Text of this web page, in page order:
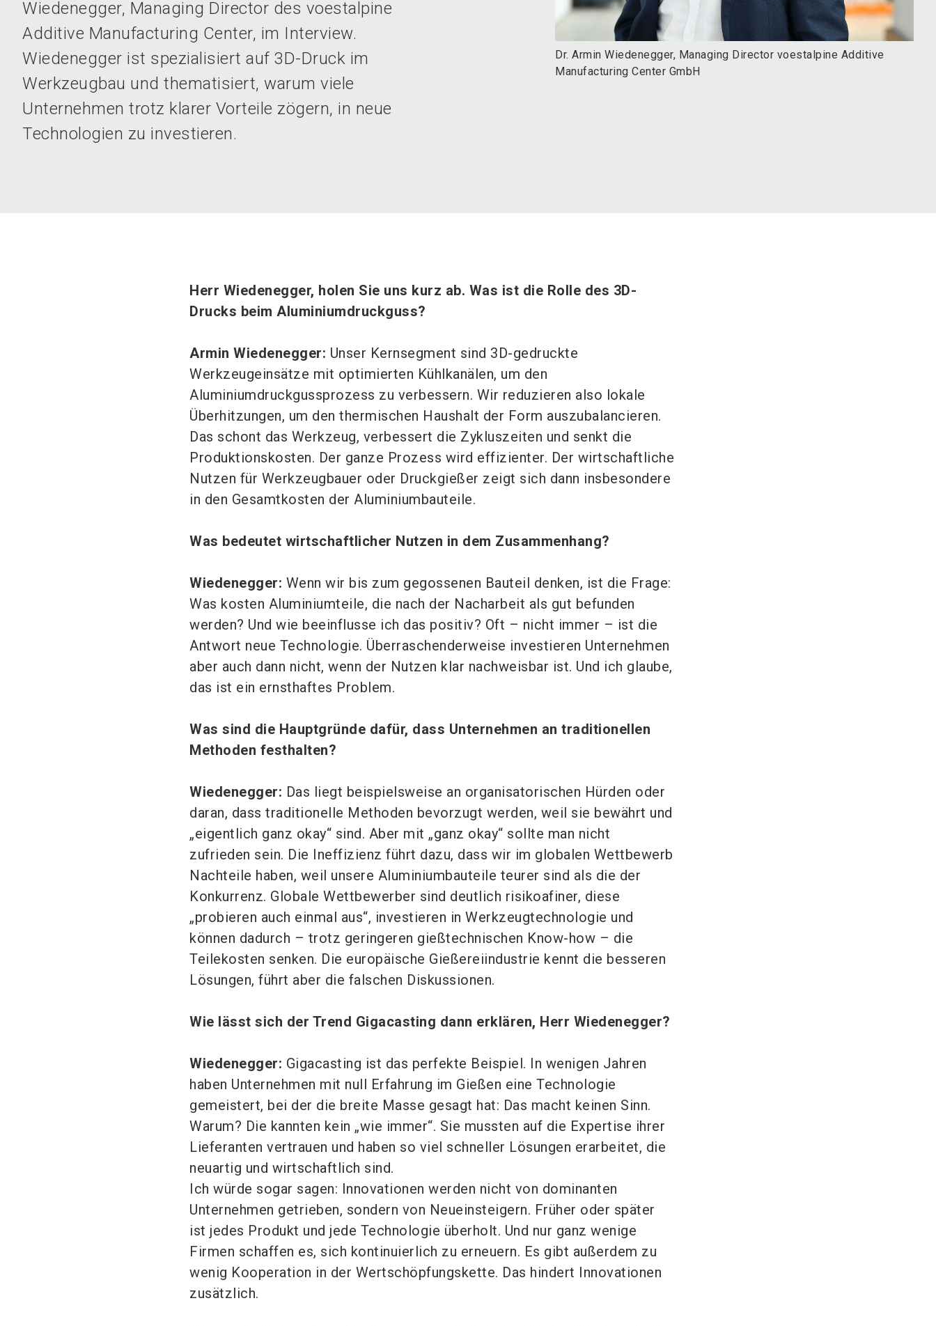
Wiedenegger, Managing Director des voestalpine
Additive Manufacturing Center, im Interview.
Wiedenegger ist spezialisiert auf 3D-Druck im
Werkzeugbau und thematisiert, warum viele
Unternehmen trotz klarer Vorteile zögern, in neue
Technologien zu investieren.
Dr. Armin Wiedenegger, Managing Director voestalpine Additive
Manufacturing Center GmbH
Herr Wiedenegger, holen Sie uns kurz ab. Was ist die Rolle des 3D-
Drucks beim Aluminiumdruckguss?
Armin Wiedenegger: Unser Kernsegment sind 3D-gedruckte
Werkzeugeinsätze mit optimierten Kühlkanälen, um den
Aluminiumdruckgussprozess zu verbessern. Wir reduzieren also lokale
Überhitzungen, um den thermischen Haushalt der Form auszubalancieren.
Das schont das Werkzeug, verbessert die Zykluszeiten und senkt die
Produktionskosten. Der ganze Prozess wird effizienter. Der wirtschaftliche
Nutzen für Werkzeugbauer oder Druckgießer zeigt sich dann insbesondere
in den Gesamtkosten der Aluminiumbauteile.
Was bedeutet wirtschaftlicher Nutzen in dem Zusammenhang?
Wiedenegger: Wenn wir bis zum gegossenen Bauteil denken, ist die Frage:
Was kosten Aluminiumteile, die nach der Nacharbeit als gut befunden
werden? Und wie beeinflusse ich das positiv? Oft – nicht immer – ist die
Antwort neue Technologie. Überraschenderweise investieren Unternehmen
aber auch dann nicht, wenn der Nutzen klar nachweisbar ist. Und ich glaube,
das ist ein ernsthaftes Problem.
Was sind die Hauptgründe dafür, dass Unternehmen an traditionellen
Methoden festhalten?
Wiedenegger: Das liegt beispielsweise an organisatorischen Hürden oder
daran, dass traditionelle Methoden bevorzugt werden, weil sie bewährt und
„eigentlich ganz okay“ sind. Aber mit „ganz okay“ sollte man nicht
zufrieden sein. Die Ineffizienz führt dazu, dass wir im globalen Wettbewerb
Nachteile haben, weil unsere Aluminiumbauteile teurer sind als die der
Konkurrenz. Globale Wettbewerber sind deutlich risikoafiner, diese
„probieren auch einmal aus“, investieren in Werkzeugtechnologie und
können dadurch – trotz geringeren gießtechnischen Know-how – die
Teilekosten senken. Die europäische Gießereiindustrie kennt die besseren
Lösungen, führt aber die falschen Diskussionen.
Wie lässt sich der Trend Gigacasting dann erklären, Herr Wiedenegger?
Wiedenegger: Gigacasting ist das perfekte Beispiel. In wenigen Jahren
haben Unternehmen mit null Erfahrung im Gießen eine Technologie
gemeistert, bei der die breite Masse gesagt hat: Das macht keinen Sinn.
Warum? Die kannten kein „wie immer“. Sie mussten auf die Expertise ihrer
Lieferanten vertrauen und haben so viel schneller Lösungen erarbeitet, die
neuartig und wirtschaftlich sind.
Ich würde sogar sagen: Innovationen werden nicht von dominanten
Unternehmen getrieben, sondern von Neueinsteigern. Früher oder später
ist jedes Produkt und jede Technologie überholt. Und nur ganz wenige
Firmen schaffen es, sich kontinuierlich zu erneuern. Es gibt außerdem zu
wenig Kooperation in der Wertschöpfungskette. Das hindert Innovationen
zusätzlich.